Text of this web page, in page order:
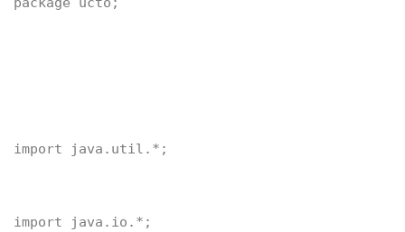
import java.util.*;
import java.io.*;